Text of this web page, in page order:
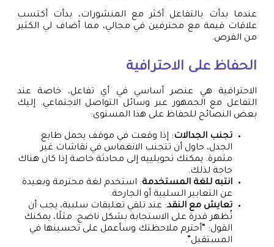
عندما بدأت بالتفاعل أكثر مع المنشورات، بدأت أكتسب
علاقات قيمة مع محترفين في مجالي، مما أضاف لي الكثير
من الفرص.
الحفاظ على الاحترافية
الاحترافية هي عنصر أساسي في أي تفاعل، خاصة عند
التفاعل مع الجمهور عبر وسائل التواصل الاجتماعي. إليك
بعض النصائح للحفاظ على هذا المستوى:
تجنب الجدالات: إذا وقعت في موقف يحمل طابع
الجدل، حاول أن تتجنب الانغماس في نقاشات غير
مثمرة. يمكنك تحويلييه إلى محادثة خاصة إذا كان هناك
حاجة لذلك.
انتبه للغة المستخدمة: استخدم لغة محترمة وبعيدة
عن التعابير السلبية أو الجارحة.
تعايش مع النقد: عند تلقي تعليقات سلبية، يجب أن
تُظهر قدرة على الاستجابة بشكل ناضج. مثلًا، يمكنك
القول: “أحترم ملاحظتك وسأعمل على تحسينها في
المستقبل”.